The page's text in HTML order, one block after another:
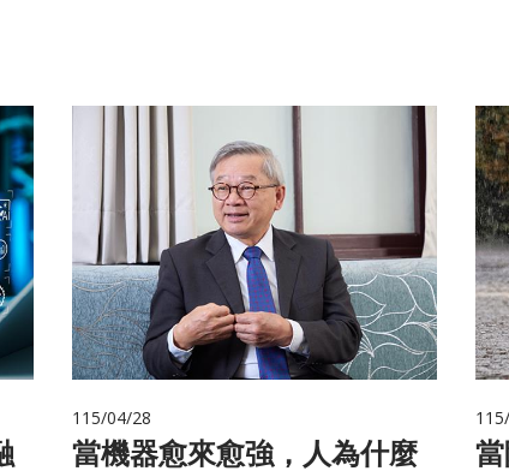
115/04/28
當機器愈來愈強，人為什麼